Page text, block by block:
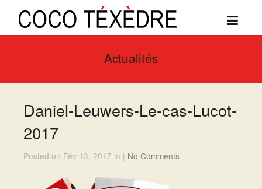
Actualités
Daniel-Leuwers-Le-cas-Lucot-
2017
Posted on Fév 13, 2017 in | No Comments